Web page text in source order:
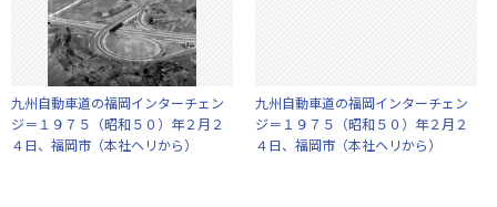
九州自動車道の福岡インターチェン
ジ＝１９７５（昭和５０）年２月２
４日、福岡市（本社ヘリから）
九州自動車道の福岡インターチェン
ジ＝１９７５（昭和５０）年２月２
４日、福岡市（本社ヘリから）